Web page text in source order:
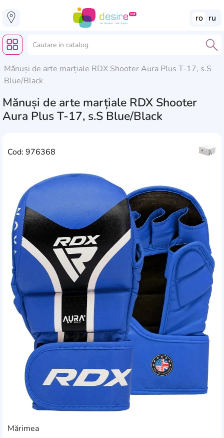
ro ru
Mănuși de arte marțiale RDX Shooter Aura Plus T-17, s.S
Blue/Black
Mănuși de arte marțiale RDX Shooter
Aura Plus T-17, s.S Blue/Black
Cod: 976368
Mărimea